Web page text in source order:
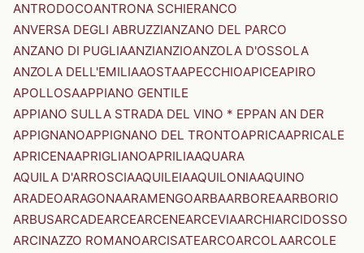
ANTRODOCOANTRONA SCHIERANCO
ANVERSA DEGLI ABRUZZIANZANO DEL PARCO
ANZANO DI PUGLIAANZIANZIOANZOLA D'OSSOLA
ANZOLA DELL'EMILIAAOSTAAPECCHIOAPICEAPIRO
APOLLOSAAPPIANO GENTILE
APPIANO SULLA STRADA DEL VINO * EPPAN AN DER
APPIGNANOAPPIGNANO DEL TRONTOAPRICAAPRICALE
APRICENAAPRIGLIANOAPRILIAAQUARA
AQUILA D'ARROSCIAAQUILEIAAQUILONIAAQUINO
ARADEOARAGONAARAMENGOARBAARBOREAARBORIO
ARBUSARCADEARCEARCENEARCEVIAARCHIARCIDOSSO
ARCINAZZO ROMANOARCISATEARCOARCOLAARCOLE